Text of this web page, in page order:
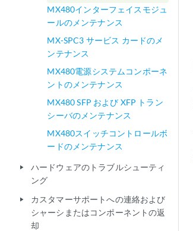
MX480インターフェイスモジュ
ールのメンテナンス
MX-SPC3 サービス カードのメ
ンテナンス
MX480電源システムコンポーネ
ントのメンテナンス
MX480 SFP および XFP トラン
シーバのメンテナンス
MX480スイッチコントロールボ
ードのメンテナンス
play_arrow
ハードウェアのトラブルシューティ
ング
play_arrow
カスタマーサポートへの連絡および
シャーシまたはコンポーネントの返
却